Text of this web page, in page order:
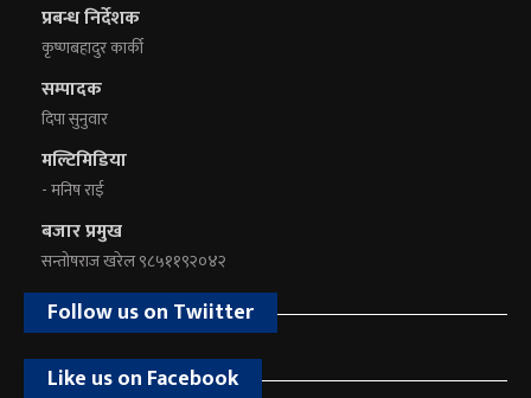
प्रबन्ध निर्देशक
कृष्णबहादुर कार्की
सम्पादक
दिपा सुनुवार
मल्टिमिडिया
- मनिष राई
बजार प्रमुख
सन्तोषराज खरेल ९८५११९२०४२
Follow us on Twiitter
Like us on Facebook